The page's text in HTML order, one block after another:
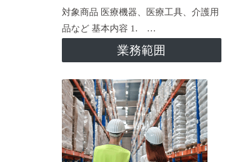
対象商品 医療機器、医療工具、介護用
品など 基本内容 1. …
業務範囲